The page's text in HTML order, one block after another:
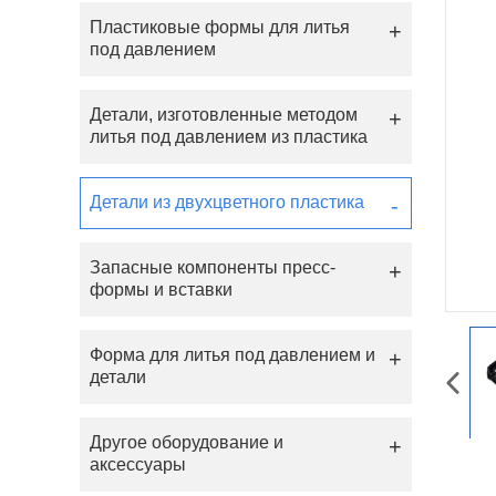
Пластиковые формы для литья
под давлением
Детали, изготовленные методом
литья под давлением из пластика
Детали из двухцветного пластика
Запасные компоненты пресс-
формы и вставки
Форма для литья под давлением и
детали
Другое оборудование и
аксессуары